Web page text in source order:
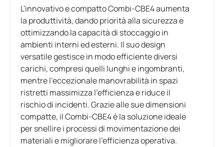
L'innovativo e compatto Combi-CBE4 aumenta
la produttività, dando priorità alla sicurezza e
ottimizzando la capacità di stoccaggio in
ambienti interni ed esterni. Il suo design
versatile gestisce in modo efficiente diversi
carichi, compresi quelli lunghi e ingombranti,
mentre l'eccezionale manovrabilità in spazi
ristretti massimizza l'efficienza e riduce il
rischio di incidenti. Grazie alle sue dimensioni
compatte, il Combi-CBE4 è la soluzione ideale
per snellire i processi di movimentazione dei
materiali e migliorare l'efficienza operativa.